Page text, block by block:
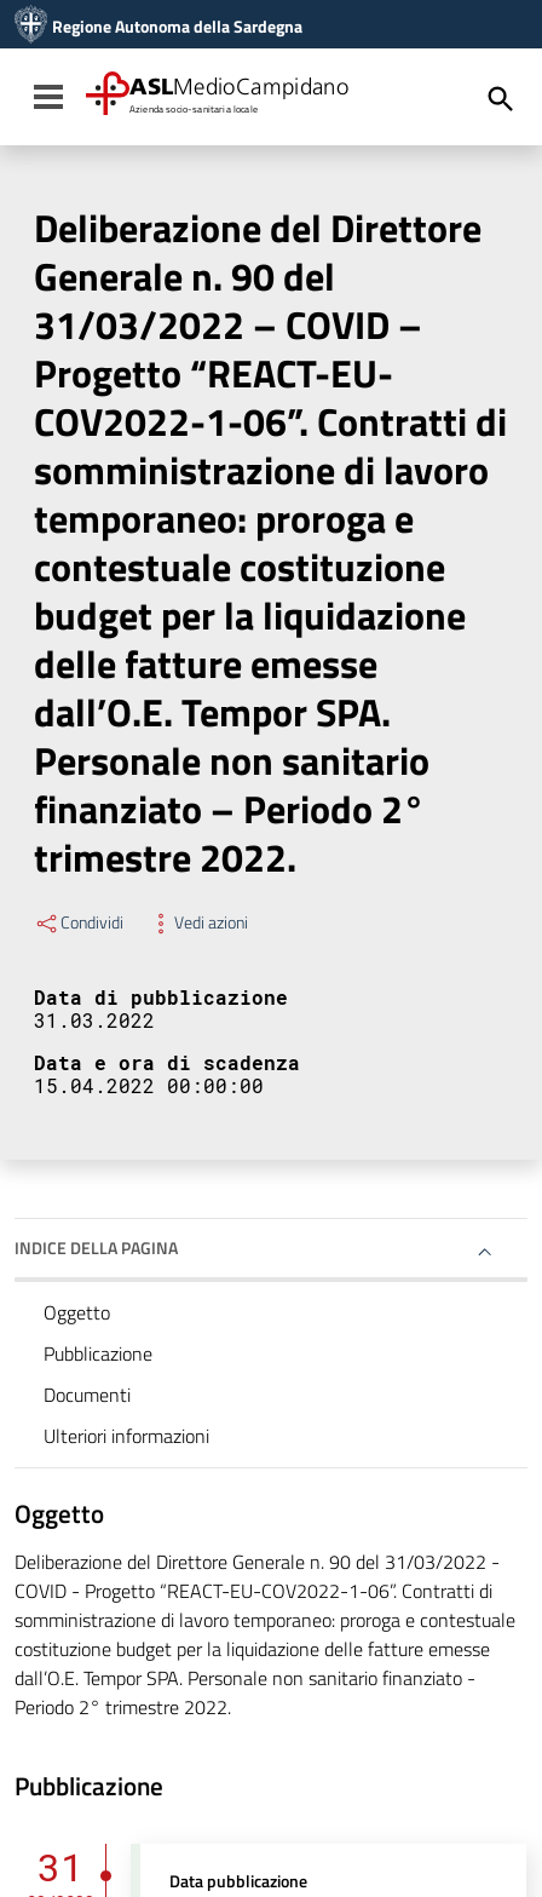
Vai al menu di navigazione
Vai al footer
Regione Autonoma della Sardegna
Toggle navigation
ASLMedioCampidano
Azienda socio-sanitaria locale
Deliberazione del Direttore
Generale n. 90 del
31/03/2022 – COVID –
Progetto “REACT-EU-
COV2022-1-06”. Contratti di
somministrazione di lavoro
temporaneo: proroga e
contestuale costituzione
budget per la liquidazione
delle fatture emesse
dall’O.E. Tempor SPA.
Personale non sanitario
finanziato – Periodo 2°
trimestre 2022.
Condividi Vedi azioni
Data di pubblicazione
31.03.2022
Data e ora di scadenza
15.04.2022 00:00:00
INDICE DELLA PAGINA
Oggetto
Pubblicazione
Documenti
Ulteriori informazioni
Oggetto
Deliberazione del Direttore Generale n. 90 del 31/03/2022 -
COVID - Progetto “REACT-EU-COV2022-1-06”. Contratti di
somministrazione di lavoro temporaneo: proroga e contestuale
costituzione budget per la liquidazione delle fatture emesse
dall’O.E. Tempor SPA. Personale non sanitario finanziato -
Periodo 2° trimestre 2022.
Pubblicazione
31 Data pubblicazione